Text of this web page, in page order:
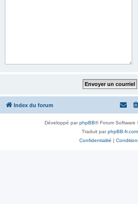
Index du forum
Développé parphpBB® Forum Software
Traduit parphpBB-fr.com
Confidentialité |